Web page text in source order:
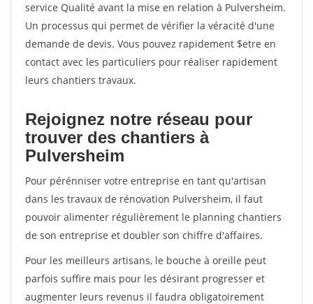
service Qualité avant la mise en relation à Pulversheim.
Un processus qui permet de vérifier la véracité d'une
demande de devis. Vous pouvez rapidement $etre en
contact avec les particuliers pour réaliser rapidement
leurs chantiers travaux.
Rejoignez notre réseau pour
trouver des chantiers à
Pulversheim
Pour pérénniser votre entreprise en tant qu'artisan
dans les travaux de rénovation Pulversheim, il faut
pouvoir alimenter régulièrement le planning chantiers
de son entreprise et doubler son chiffre d'affaires.
Pour les meilleurs artisans, le bouche à oreille peut
parfois suffire mais pour les désirant progresser et
augmenter leurs revenus il faudra obligatoirement